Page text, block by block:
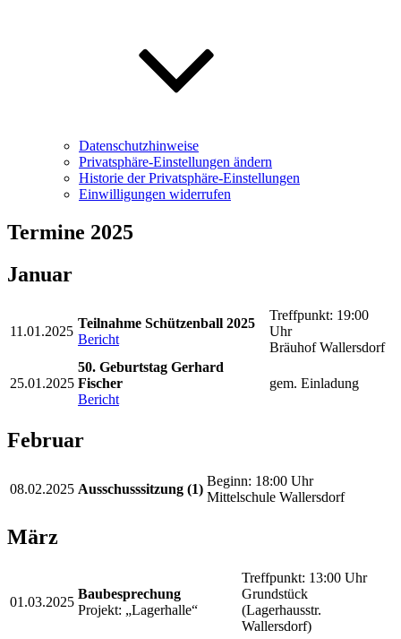
Datenschutzhinweise
Privatsphäre-Einstellungen ändern
Historie der Privatsphäre-Einstellungen
Einwilligungen widerrufen
Termine 2025
Januar
11.01.2025
Teilnahme Schützenball 2025
Bericht
Treffpunkt: 19:00
Uhr
Bräuhof Wallersdorf
25.01.2025
50. Geburtstag Gerhard
Fischer
Bericht
gem. Einladung
Februar
08.02.2025 Ausschusssitzung (1)
Beginn: 18:00 Uhr
Mittelschule Wallersdorf
März
01.03.2025
Baubesprechung
Projekt: „Lagerhalle“
Treffpunkt: 13:00 Uhr
Grundstück
(Lagerhausstr.
Wallersdorf)